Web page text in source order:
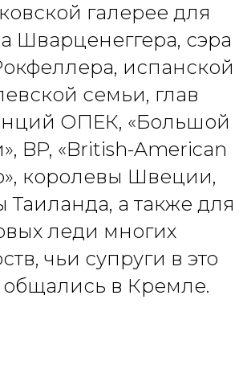
галерее для
Шварценеггера, сэра
испанской
семьи, глав
ОПЕК, «Большой
BP, «British-American
королевы Швеции,
Таиланда, а также для
леди многих
чьи супруги в это
в Кремле.